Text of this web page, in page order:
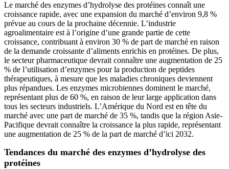
Le marché des enzymes d’hydrolyse des protéines connaît une
croissance rapide, avec une expansion du marché d’environ 9,8 %
prévue au cours de la prochaine décennie. L’industrie
agroalimentaire est à l’origine d’une grande partie de cette
croissance, contribuant à environ 30 % de part de marché en raison
de la demande croissante d’aliments enrichis en protéines. De plus,
le secteur pharmaceutique devrait connaître une augmentation de 25
% de l’utilisation d’enzymes pour la production de peptides
thérapeutiques, à mesure que les maladies chroniques deviennent
plus répandues. Les enzymes microbiennes dominent le marché,
représentant plus de 60 %, en raison de leur large application dans
tous les secteurs industriels. L’Amérique du Nord est en tête du
marché avec une part de marché de 35 %, tandis que la région Asie-
Pacifique devrait connaître la croissance la plus rapide, représentant
une augmentation de 25 % de la part de marché d’ici 2032.
Tendances du marché des enzymes d’hydrolyse des
protéines